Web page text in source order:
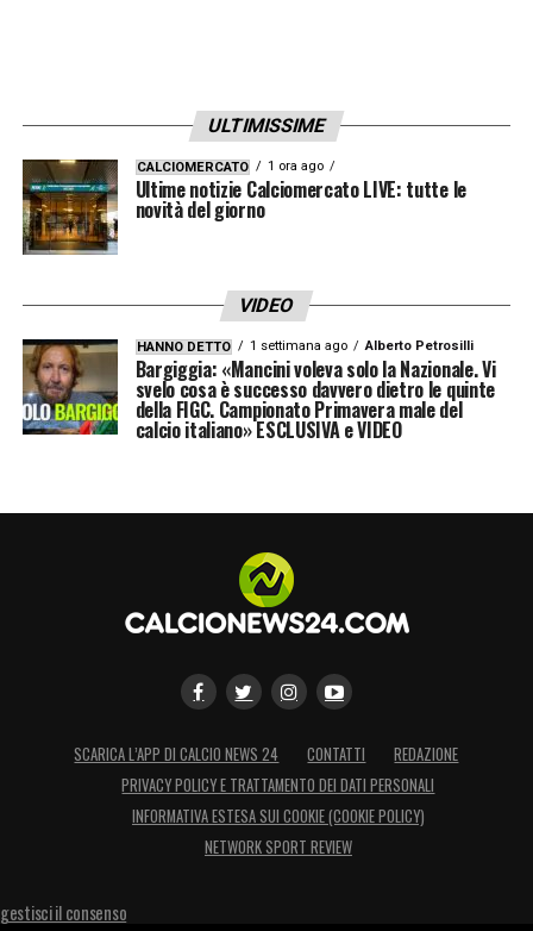
ULTIMISSIME
CALCIOMERCATO 1 ora ago
Ultime notizie Calciomercato LIVE: tutte le
novità del giorno
VIDEO
HANNO DETTO 1 settimana ago Alberto Petrosilli
Bargiggia: «Mancini voleva solo la Nazionale. Vi
svelo cosa è successo davvero dietro le quinte
della FIGC. Campionato Primavera male del
calcio italiano» ESCLUSIVA e VIDEO
SCARICA L’APP DI CALCIO NEWS 24 CONTATTI
REDAZIONE
PRIVACY POLICY E TRATTAMENTO DEI DATI PERSONALI
INFORMATIVA ESTESA SUI COOKIE (COOKIE POLICY)
NETWORK SPORT REVIEW
gestisci il consenso